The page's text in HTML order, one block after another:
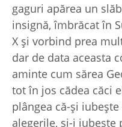
gaguri apărea un
insignă, îmbrăcat în
X şi vorbind prea
dar de data aceasta
aminte cum sărea
tot în jos cădea căci
plângea că-şi
alegerile, şi-i iubeşte